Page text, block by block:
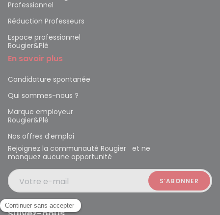
Professionnel
Réduction Professeurs
Espace professionnel
Rougier&Plé
En savoir plus
Candidature spontanée
Qui sommes-nous ?
Marque employeur
Rougier&Plé
Nos offres d’emploi
Rejoignez la communauté Rougier et ne
manquez aucune opportunité
Votre e-mail